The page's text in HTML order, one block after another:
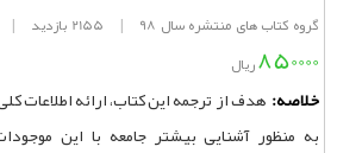
گروه کتاب های منتشره سال 98 | 2155 بازدید |
850000ریال
خلاصه: هدف از ترجمه این کتاب، ارائه اطلاعات
به منظور آشنایی بیشتر جامعه با این